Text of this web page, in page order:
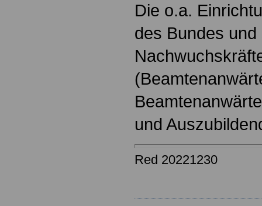
Die o.a.
des Bundes und
und
Red 20221230